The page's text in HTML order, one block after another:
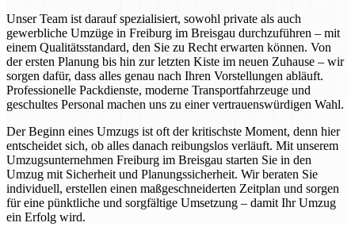
Unser Team ist darauf spezialisiert, sowohl private als auch
gewerbliche Umzüge in Freiburg im Breisgau durchzuführen – mit
einem Qualitätsstandard, den Sie zu Recht erwarten können. Von
der ersten Planung bis hin zur letzten Kiste im neuen Zuhause – wir
sorgen dafür, dass alles genau nach Ihren Vorstellungen abläuft.
Professionelle Packdienste, moderne Transportfahrzeuge und
geschultes Personal machen uns zu einer vertrauenswürdigen Wahl.
Der Beginn eines Umzugs ist oft der kritischste Moment, denn hier
entscheidet sich, ob alles danach reibungslos verläuft. Mit unserem
Umzugsunternehmen Freiburg im Breisgau starten Sie in den
Umzug mit Sicherheit und Planungssicherheit. Wir beraten Sie
individuell, erstellen einen maßgeschneiderten Zeitplan und sorgen
für eine pünktliche und sorgfältige Umsetzung – damit Ihr Umzug
ein Erfolg wird.